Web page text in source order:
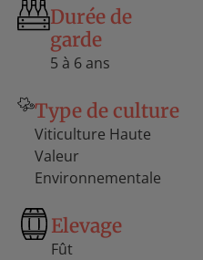
Durée de
garde
5 à 6 ans
Type de culture
Viticulture Haute
Valeur
Environnementale
Elevage
Fût